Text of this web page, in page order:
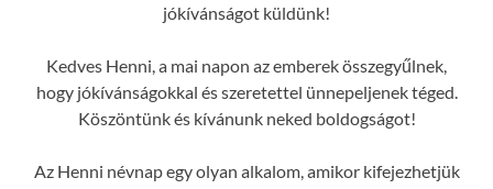
jókívánságot küldünk!
Kedves Henni, a mai napon az emberek összegyűlnek,
hogy jókívánságokkal és szeretettel ünnepeljenek téged.
Köszöntünk és kívánunk neked boldogságot!
Az Henni névnap egy olyan alkalom, amikor kifejezhetjük